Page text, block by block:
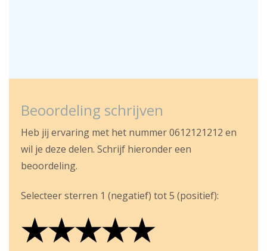
Beoordeling schrijven
Heb jij ervaring met het nummer 0612121212 en
wil je deze delen. Schrijf hieronder een
beoordeling.
Selecteer sterren 1 (negatief) tot 5 (positief):
★
★★
★★★
★★★★
★★★★★